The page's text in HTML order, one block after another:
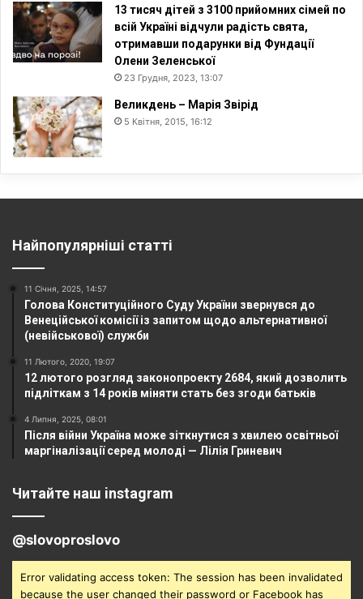
13 тисяч дітей з 3100 прийомних сімей по
всій Україні відчули радість свята,
отримавши подарунки від Фундації
Олени Зеленської
23 Грудня, 2023, 13:07
Великдень – Марія Звірід
5 Квітня, 2015, 16:12
Найпопулярніші статті
11 Січня, 2025, 14:57
Голова Конституційного Суду України звернувся до
Венеційської комісії із запитом щодо альтернативної
(невійськової) служби
11 Лютого, 2020, 19:07
12 лютого розгляд законопроекту 2684, який дозволить
підліткам з 14 років міняти стать без згоди батьків
4 Липня, 2025, 08:01
Після війни Україна може зіткнутися з хвилею освітньої
маргіналізації серед молоді — Лілія Гриневич
Читайте наш instagram
@slovoproslovo
Error validating access token: The session has been invalidated
because the user changed their password or Facebook has